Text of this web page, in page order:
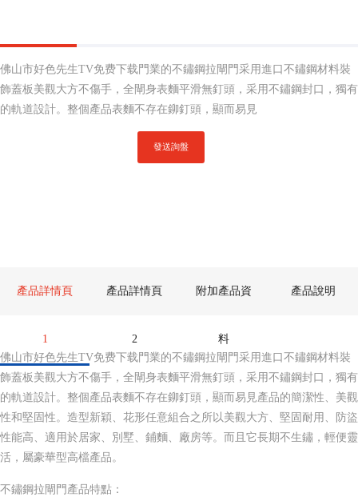
佛山市好色先生TV免费下载門業的不鏽鋼拉閘門采用進口不鏽鋼材料裝
飾蓋板美觀大方不傷手，全閘身表麵平滑無釘頭，采用不鏽鋼封口，獨有
的軌道設計。整個產品表麵不存在鉚釘頭，顯而易見
發送詢盤
產品詳情頁
1
產品詳情頁
2
附加產品資
料
產品說明
佛山市好色先生TV免费下载門業的不鏽鋼拉閘門采用進口不鏽鋼材料裝
飾蓋板美觀大方不傷手，全閘身表麵平滑無釘頭，采用不鏽鋼封口，獨有
的軌道設計。整個產品表麵不存在鉚釘頭，顯而易見產品的簡潔性、美觀
性和堅固性。造型新穎、花形任意組合之所以美觀大方、堅固耐用、防盜
性能高、適用於居家、別墅、鋪麵、廠房等。而且它長期不生鏽，輕便靈
活，屬豪華型高檔產品。
不鏽鋼拉閘門產品特點：